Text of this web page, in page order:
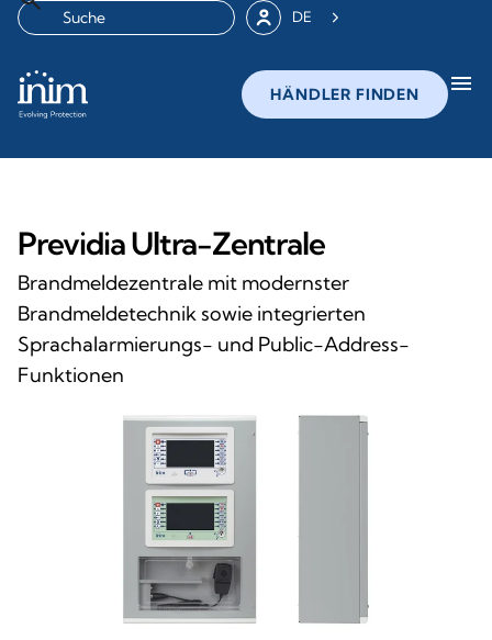
DE
HÄNDLER FINDEN menu
Previdia Ultra-Zentrale
Brandmeldezentrale mit modernster
Brandmeldetechnik sowie integrierten
Sprachalarmierungs- und Public-Address-
Funktionen